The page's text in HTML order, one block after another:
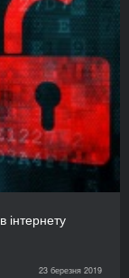
інтернету
23 березня 2019